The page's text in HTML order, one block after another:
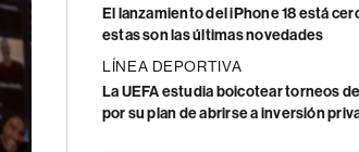
El lanzamiento del iPhone 18 está
estas son las últimas novedades
LÍNEA DEPORTIVA
La UEFA estudia boicotear torneos
por su plan de abrirse a inversión